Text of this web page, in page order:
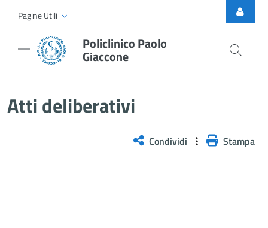
Skip to Main Content
Pagine Utili
Policlinico Paolo
Giaccone
Atti deliberativi
Condividi Stampa